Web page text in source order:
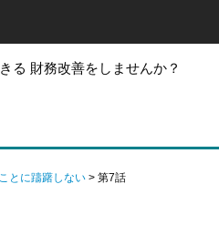
る 財務改善をしませんか？
とに躊躇しない 第7話